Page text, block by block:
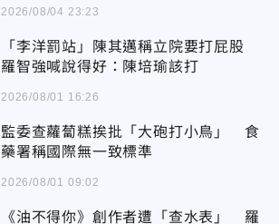
2026/08/04 23:23
「李洋罰站」陳其邁稱立院要打屁股
羅智強喊說得好：陳培瑜該打
2026/08/01 16:26
監委查蘿蔔糕挨批「大砲打小鳥」 食
藥署稱國際無一致標準
2026/08/01 09:02
《油不得你》創作者遭「查水表」 羅